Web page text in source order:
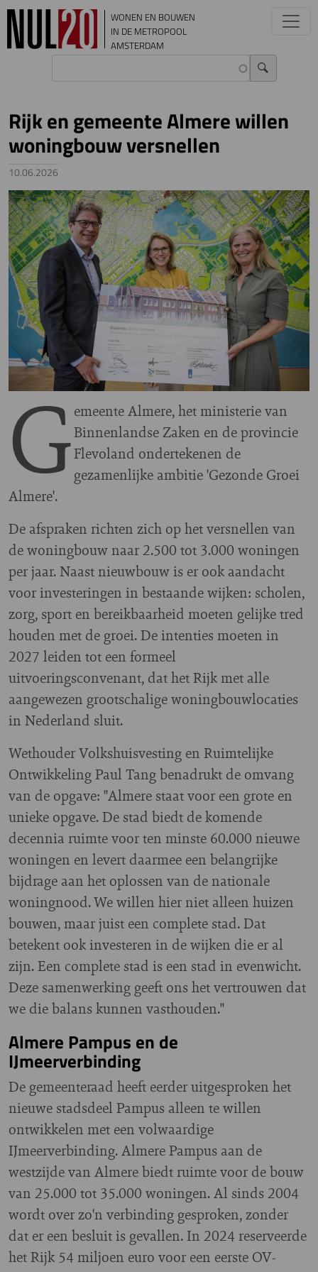
Overslaan en naar de inhoud gaan
WONEN EN BOUWEN
IN DE METROPOOL
AMSTERDAM
Rijk en gemeente Almere willen
woningbouw versnellen
10.06.2026
Image
Gemeente Almere, het ministerie van
Binnenlandse Zaken en de provincie
Flevoland ondertekenen de
gezamenlijke ambitie 'Gezonde Groei
Almere'.
De afspraken richten zich op het versnellen van
de woningbouw naar 2.500 tot 3.000 woningen
per jaar. Naast nieuwbouw is er ook aandacht
voor investeringen in bestaande wijken: scholen,
zorg, sport en bereikbaarheid moeten gelijke tred
houden met de groei. De intenties moeten in
2027 leiden tot een formeel
uitvoeringsconvenant, dat het Rijk met alle
aangewezen grootschalige woningbouwlocaties
in Nederland sluit.
Wethouder Volkshuisvesting en Ruimtelijke
Ontwikkeling Paul Tang benadrukt de omvang
van de opgave: "Almere staat voor een grote en
unieke opgave. De stad biedt de komende
decennia ruimte voor ten minste 60.000 nieuwe
woningen en levert daarmee een belangrijke
bijdrage aan het oplossen van de nationale
woningnood. We willen hier niet alleen huizen
bouwen, maar juist een complete stad. Dat
betekent ook investeren in de wijken die er al
zijn. Een complete stad is een stad in evenwicht.
Deze samenwerking geeft ons het vertrouwen dat
we die balans kunnen vasthouden."
Almere Pampus en de
IJmeerverbinding
De gemeenteraad heeft eerder uitgesproken het
nieuwe stadsdeel Pampus alleen te willen
ontwikkelen met een volwaardige
IJmeerverbinding. Almere Pampus aan de
westzijde van Almere biedt ruimte voor de bouw
van 25.000 tot 35.000 woningen. Al sinds 2004
wordt over zo'n verbinding gesproken, zonder
dat er een besluit is gevallen. In 2024 reserveerde
het Rijk 54 miljoen euro voor een eerste OV-